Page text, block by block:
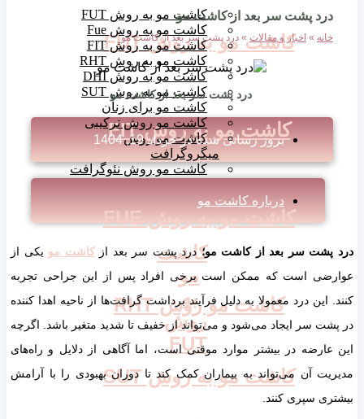
کاشت مو به روش FUT
کاشت مو به روش FIT
کاشت مو به روش FUE
کاشت مو روش RHT
کاشت مو به روش SUT
کاشت مو به روش FUT
کاشت مو به روش Fue
کاشت مو به روش FIT
کاشت مو به روش RHT
کاشت مو به روش DHI
کاشت مو به روش SUT
کاشت مو برای زنان
کاشت مو روش ترکیبی
کاشت مو روش
میگروگرافت
کاشت مو روش نئوگرافت
کاشت
مو
به
روش
FUT
درد پشت سر بعد از کاشت مو
خانه » اخبار و مقالات » درد پشت سر بعد از کاشت مو
درد پشت سر بعد از کاشت مو
بروز رسانی شده درخرداد 19, 1404
درباره کاشت مو
درد پشت سر بعد از کاشت مو؛درد پشت سر بعد ازکاشت مو یکی از
عوارضی است که ممکن است برخی افراد پس از این جراحی تجربه
کنند. این درد معمولا به دلیل فرآیند برداشت گرافت‌ها از ناحیه اهدا کننده
در پشت سر ایجاد می‌شود و می‌تواند از خفیف تا شدید متغیر باشد. اگرچه
این عارضه در بیشتر موارد موقتی است، اما آگاهی از دلایل و راه‌های
مدیریت آن می‌تواند به بیماران کمک کند تا دوران بهبودی را با آرامش
بیشتری سپری کنند.